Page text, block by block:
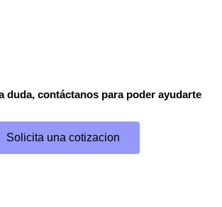
duda, contáctanos para poder ayudarte
Solicita una cotizacion